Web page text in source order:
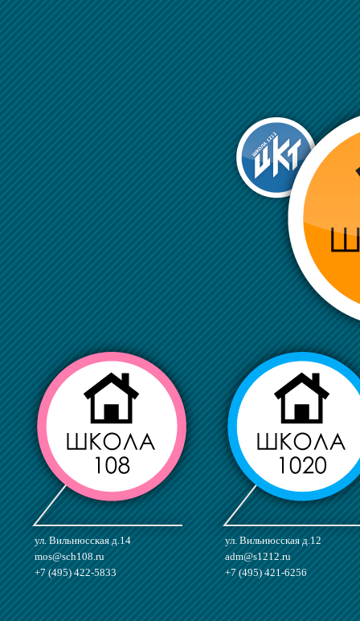
ул. Вильнюсская д.14
mos@sch108.ru
+7 (495) 422-5833
ул. Вильнюсская д.12
adm@s1212.ru
+7 (495) 421-6256